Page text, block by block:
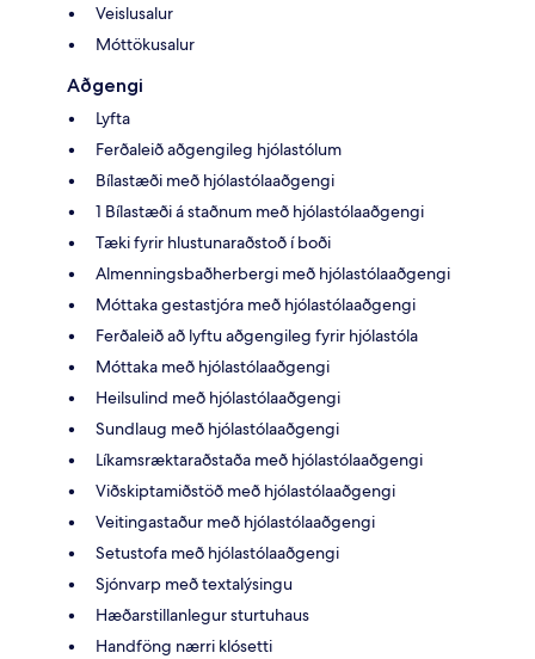
Veislusalur
Móttökusalur
Aðgengi
Lyfta
Ferðaleið aðgengileg hjólastólum
Bílastæði með hjólastólaaðgengi
1 Bílastæði á staðnum með hjólastólaaðgengi
Tæki fyrir hlustunaraðstoð í boði
Almenningsbaðherbergi með hjólastólaaðgengi
Móttaka gestastjóra með hjólastólaaðgengi
Ferðaleið að lyftu aðgengileg fyrir hjólastóla
Móttaka með hjólastólaaðgengi
Heilsulind með hjólastólaaðgengi
Sundlaug með hjólastólaaðgengi
Líkamsræktaraðstaða með hjólastólaaðgengi
Viðskiptamiðstöð með hjólastólaaðgengi
Veitingastaður með hjólastólaaðgengi
Setustofa með hjólastólaaðgengi
Sjónvarp með textalýsingu
Hæðarstillanlegur sturtuhaus
Handföng nærri klósetti